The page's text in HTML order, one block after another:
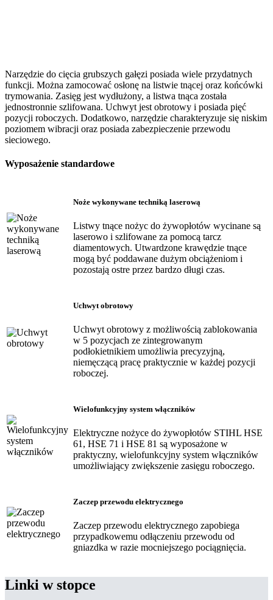
Narzędzie do cięcia grubszych gałęzi posiada wiele przydatnych
funkcji. Można zamocować osłonę na listwie tnącej oraz końcówki
trymowania. Zasięg jest wydłużony, a listwa tnąca została
jednostronnie szlifowana. Uchwyt jest obrotowy i posiada pięć
pozycji roboczych. Dodatkowo, narzędzie charakteryzuje się niskim
poziomem wibracji oraz posiada zabezpieczenie przewodu
sieciowego.
Wyposażenie standardowe
Noże wykonywane techniką laserową
Listwy tnące nożyc do żywopłotów wycinane są
laserowo i szlifowane za pomocą tarcz
diamentowych. Utwardzone krawędzie tnące
mogą być poddawane dużym obciążeniom i
pozostają ostre przez bardzo długi czas.
Uchwyt obrotowy
Uchwyt obrotowy z możliwością zablokowania
w 5 pozycjach ze zintegrowanym
podłokietnikiem umożliwia precyzyjną,
niemęczącą pracę praktycznie w każdej pozycji
roboczej.
Wielofunkcyjny system włączników
Elektryczne nożyce do żywopłotów STIHL HSE
61, HSE 71 i HSE 81 są wyposażone w
praktyczny, wielofunkcyjny system włączników
umożliwiający zwiększenie zasięgu roboczego.
Zaczep przewodu elektrycznego
Zaczep przewodu elektrycznego zapobiega
przypadkowemu odłączeniu przewodu od
gniazdka w razie mocniejszego pociągnięcia.
Linki w stopce